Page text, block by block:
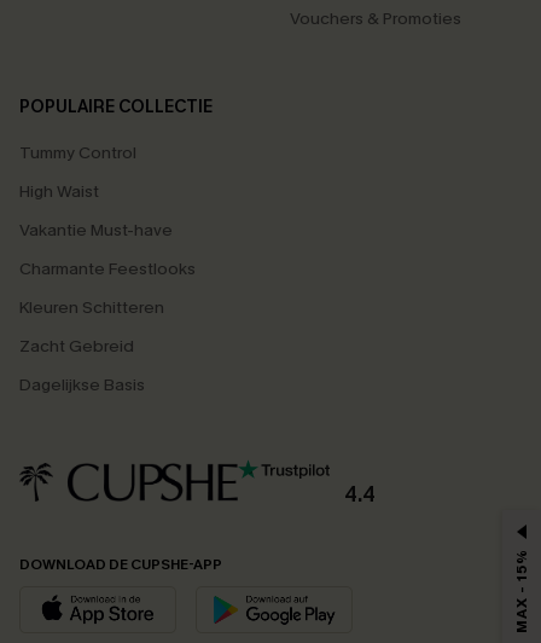
Vouchers & Promoties
POPULAIRE COLLECTIE
Tummy Control
High Waist
Vakantie Must-have
Charmante Feestlooks
Kleuren Schitteren
Zacht Gebreid
Dagelijkse Basis
4.4
DOWNLOAD DE CUPSHE-APP MAX - 15%